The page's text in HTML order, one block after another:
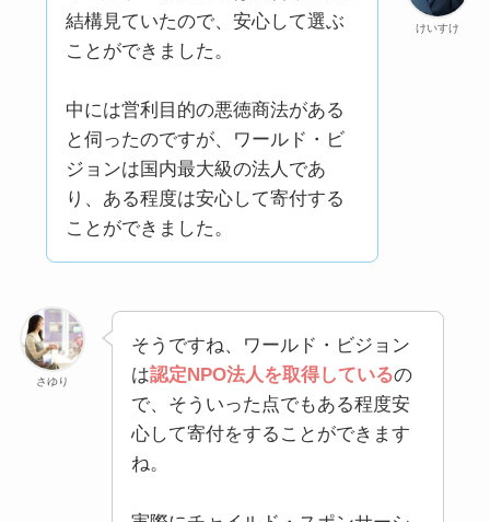
けいすけ
結構見ていたので、安心して選ぶ
ことができました。
中には営利目的の悪徳商法がある
と伺ったのですが、ワールド・ビ
ジョンは国内最大級の法人であ
り、ある程度は安心して寄付する
ことができました。
さゆり
そうですね、ワールド・ビジョン
は認定NPO法人を取得しているの
で、そういった点でもある程度安
心して寄付をすることができます
ね。